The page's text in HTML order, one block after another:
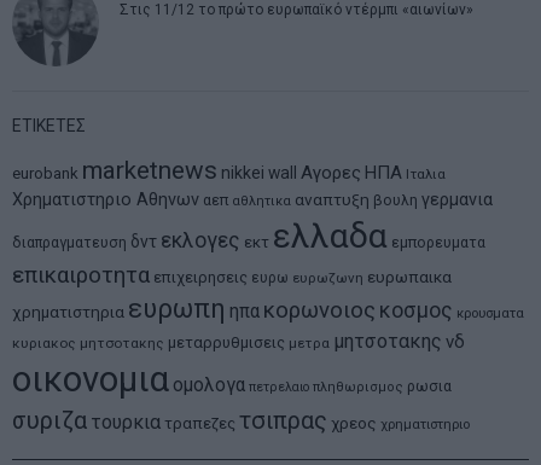
Στις 11/12 το πρώτο ευρωπαϊκό ντέρμπι «αιωνίων»
ΕΤΙΚΕΤΕΣ
eurobank marketnews nikkei wall Αγορες ΗΠΑ Ιταλια
Χρηματιστηριο Αθηνων αεπ αθλητικα αναπτυξη βουλη γερμανια
διαπραγματευση δντ εκλογες εκτ ελλαδα εμπορευματα
επικαιροτητα επιχειρησεις ευρω ευρωζωνη ευρωπαικα
χρηματιστηρια ευρωπη ηπα κορωνοιος κοσμος κρουσματα
κυριακος μητσοτακης μεταρρυθμισεις μετρα μητσοτακης νδ
οικονομια ομολογα πετρελαιο πληθωρισμος ρωσια
συριζα τουρκια τραπεζες τσιπρας χρεος χρηματιστηριο